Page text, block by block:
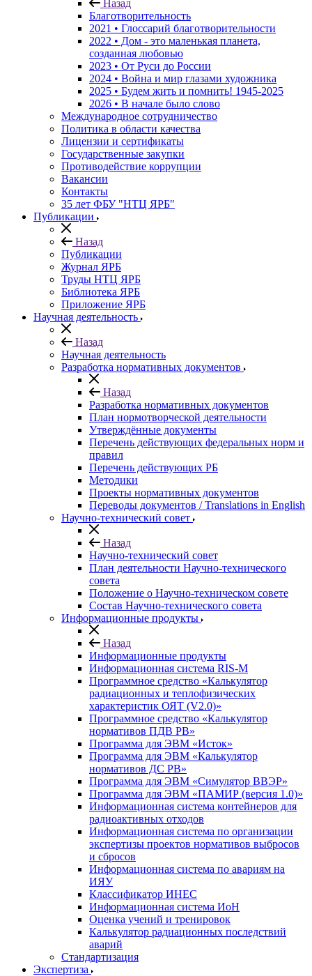
Назад
Благотворительность
2021 • Глоссарий благотворительности
2022 • Дом - это маленькая планета,
созданная любовью
2023 • От Руси до России
2024 • Война и мир глазами художника
2025 • Будем жить и помнить! 1945-2025
2026 • В начале было слово
Международное сотрудничество
Политика в области качества
Лицензии и сертификаты
Государственные закупки
Противодействие коррупции
Вакансии
Контакты
35 лет ФБУ "НТЦ ЯРБ"
Публикации
Назад
Публикации
Журнал ЯРБ
Труды НТЦ ЯРБ
Библиотека ЯРБ
Приложение ЯРБ
Научная деятельность
Назад
Научная деятельность
Разработка нормативных документов
Назад
Разработка нормативных документов
План нормотворческой деятельности
Утверждённые документы
Перечень действующих федеральных норм и
правил
Перечень действующих РБ
Методики
Проекты нормативных документов
Переводы документов / Translations in English
Научно-технический совет
Назад
Научно-технический совет
План деятельности Научно-технического
совета
Положение о Научно-техническом совете
Состав Научно-технического совета
Информационные продукты
Назад
Информационные продукты
Информационная система RIS-M
Программное средство «Калькулятор
радиационных и теплофизических
характеристик ОЯТ (V2.0)»
Программное средство «Калькулятор
нормативов ПДВ РВ»
Программа для ЭВМ «Исток»
Программа для ЭВМ «Калькулятор
нормативов ДС РВ»
Программа для ЭВМ «Симулятор ВВЭР»
Программа для ЭВМ «ПАМИР (версия 1.0)»
Информационная система контейнеров для
радиоактивных отходов
Информационная система по организации
экспертизы проектов нормативов выбросов
и сбросов
Информационная система по авариям на
ИЯУ
Классификатор ИНЕС
Информационная система ИоН
Оценка учений и тренировок
Калькулятор радиационных последствий
аварий
Стандартизация
Экспертиза